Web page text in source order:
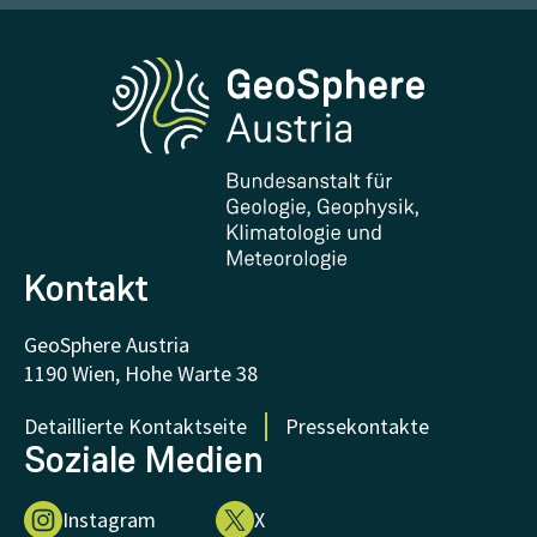
Medien
Kontakt und Besuch
Forschung und Kooperationen
Downloads
Zertifikate und Auszeichnungen
FAQ - Häufig gestellte Fragen
Forschung unterstützen
Erdbeben melden
Phenowatch.at
Kontakt
GeoSphere Austria
1190 Wien, Hohe Warte 38
Detaillierte Kontaktseite
Pressekontakte
Soziale Medien
Instagram X